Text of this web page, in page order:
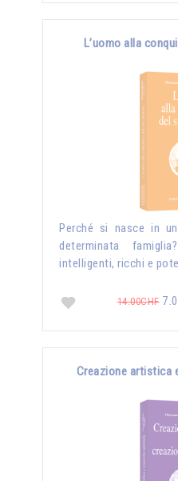
L’uomo alla
Perché si nasce in
determinata
intelligenti, ricchi e
14.00CHF
Creazione artistica